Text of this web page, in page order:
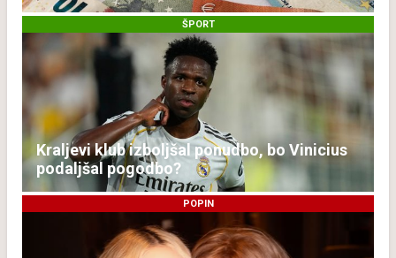
ŠPORT
Kraljevi klub izboljšal ponudbo, bo Vinicius
podaljšal pogodbo?
POPIN